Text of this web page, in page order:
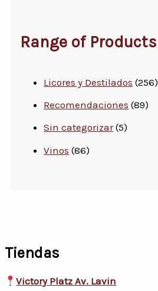
Range of Products
Licores y Destilados (256)
Recomendaciones (89)
Sin categorizar (5)
Vinos (86)
Tiendas
Victory Platz Av. Lavin